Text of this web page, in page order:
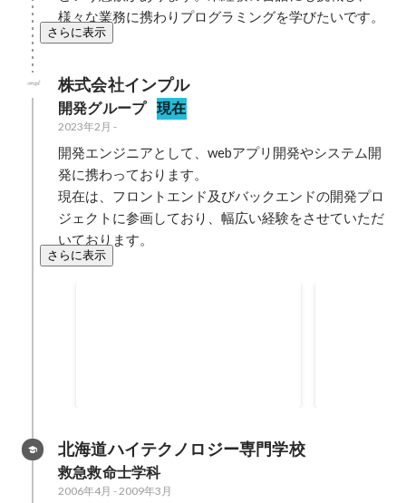
様々な業務に携わりプログラミングを学びたいです。
さらに表示
株式会社インプル
開発グループ 現在
2023年2月 -
開発エンジニアとして、webアプリ開発やシステム開
発に携わっております。
現在は、フロントエンド及びバックエンドの開発プロ
ジェクトに参画しており、幅広い経験をさせていただ
いております。
さらに表示
育成業務には参画していきたいと
感じました。
北海道ハイテクノロジー専門学校
救急救命士学科
2006年4月 -2009年3月